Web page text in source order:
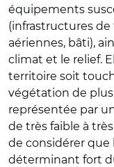
équipements
(infrastructures
aériennes, bâti),
climat et le relief.
territoire soit
végétation de
représentée par
de très faible à
de considérer
déterminant fort